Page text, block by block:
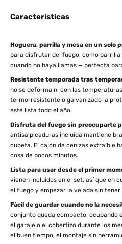
Características
Hoguera, parrilla y mesa en un solo
para disfrutar del fuego, como
cuando no haya llamas — perfecta
Resistente temporada tras
no se deforma ni con las
termorresistente o galvanizado la
esté lista todo el año.
Disfruta del fuego sin preocuparte
antisalpicaduras incluida mantiene
cubeta. El cajón de cenizas extraíble
cosa de pocos minutos.
Lista para usar desde el primer
vienen incluidos en el set, así que en
el fuego y empezar la velada sin
Fácil de guardar cuando no la
conjunto queda compacto, ocupando
el garaje o el cobertizo durante los
el buen tiempo, el montaje sin